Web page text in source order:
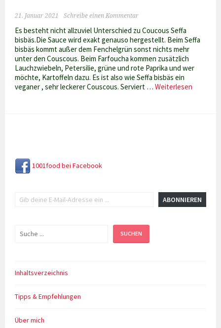
21. Januar 2021 Schreibe einen Kommentar
Es besteht nicht allzuviel Unterschied zu Coucous Seffa
bisbäs.Die Sauce wird exakt genauso hergestellt. Beim Seffa
bisbäs kommt außer dem Fenchelgrün sonst nichts mehr
unter den Couscous. Beim Farfoucha kommen zusätzlich
Lauchzwiebeln, Petersilie, grüne und rote Paprika und wer
möchte, Kartoffeln dazu. Es ist also wie Seffa bisbäs ein
veganer , sehr leckerer Couscous. Serviert …Weiterlesen
1001food bei Facebook
ABONNIEREN
Suchen SUCHEN
Inhaltsverzeichnis
Tipps & Empfehlungen
Über mich